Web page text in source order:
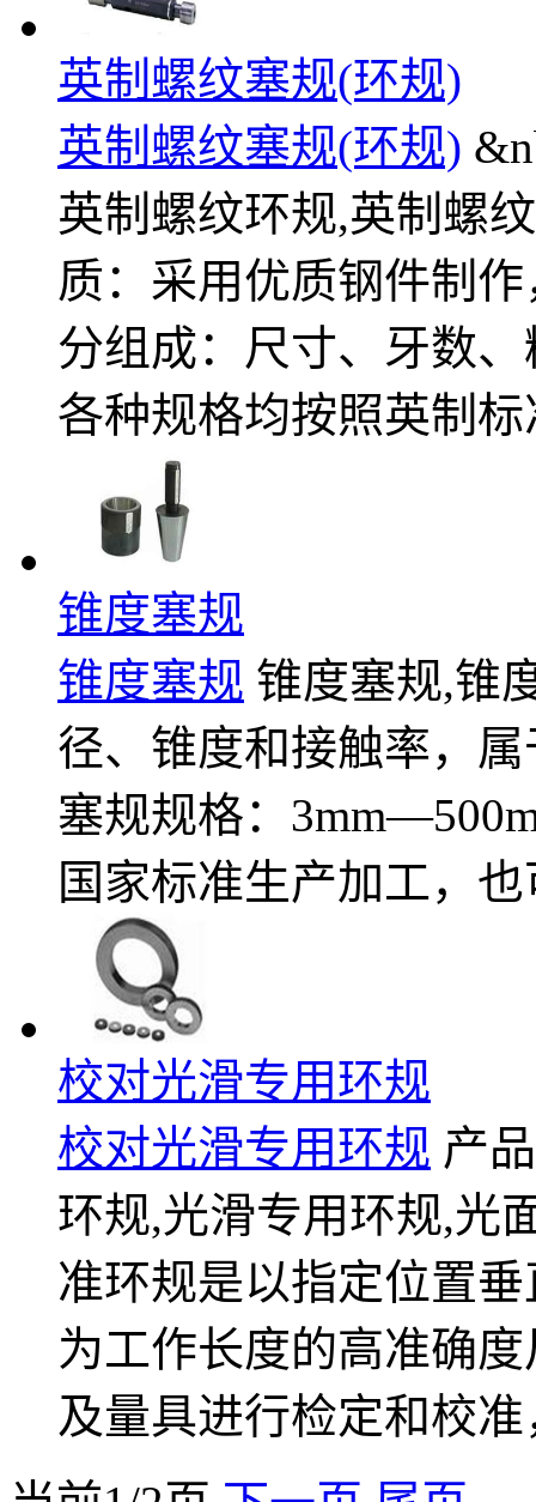
英制螺纹塞规(环规)
英制螺纹塞规(环规)
英制螺纹环规,英制螺
质：采用优质钢件制
分组成：尺寸、牙数
各种规格均按照英制
锥度塞规
锥度塞规 锥度塞规,锥
径、锥度和接触率，
塞规规格：
国家标准生产加工，
校对光滑专用环规
校对光滑专用环规 产
环规,光滑专用环规,光
准环规是以指定位置
为工作长度的高准确
及量具进行检定和校